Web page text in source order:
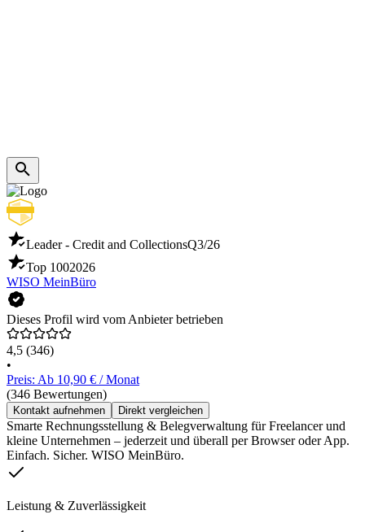
Leader - Credit and CollectionsQ3/26
Top 1002026
WISO MeinBüro
Dieses Profil wird vom Anbieter betrieben
4,5 (346)
•
Preis: Ab 10,90 € / Monat
(346 Bewertungen)
Kontakt aufnehmen Direkt vergleichen
Smarte Rechnungsstellung & Belegverwaltung für Freelancer und
kleine Unternehmen – jederzeit und überall per Browser oder App.
Einfach. Sicher. WISO MeinBüro.
Leistung & Zuverlässigkeit